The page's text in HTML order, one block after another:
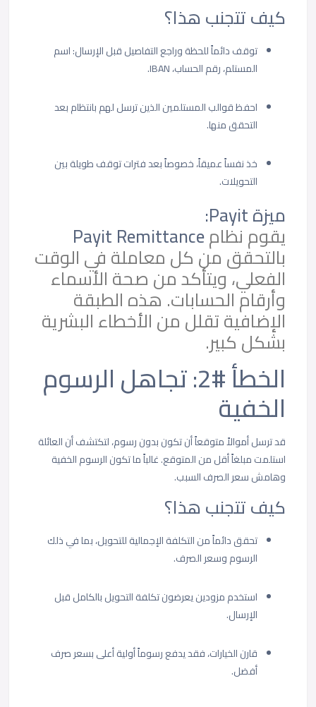
كيف تتجنب هذا؟
توقف دائماً للحظة وراجع التفاصيل قبل الإرسال: اسم
المستلم، رقم الحساب، IBAN.
احفظ قوالب المستلمين الذين ترسل لهم بانتظام بعد
التحقق منها.
خذ نفساً عميقاً، خصوصاً بعد فترات توقف طويلة بين
التحويلات.
ميزة Payit:
يقوم نظامPayit Remittance
بالتحقق من كل معاملة في الوقت
الفعلي، ويتأكد من صحة الأسماء
وأرقام الحسابات. هذه الطبقة
الإضافية تقلل من الأخطاء البشرية
بشكل كبير.
الخطأ #2: تجاهل الرسوم
الخفية
قد ترسل أموالاً متوقعاً أن تكون بدون رسوم، لتكتشف أن العائلة
استلمت مبلغاً أقل من المتوقع. غالباً ما تكون الرسوم الخفية
وهامش سعر الصرف السبب.
كيف تتجنب هذا؟
تحقق دائماً من التكلفة الإجمالية للتحويل، بما في ذلك
الرسوم وسعر الصرف.
استخدم مزودين يعرضون تكلفة التحويل بالكامل قبل
الإرسال.
قارن الخيارات، فقد يدفع رسوماً أولية أعلى بسعر صرف
أفضل.